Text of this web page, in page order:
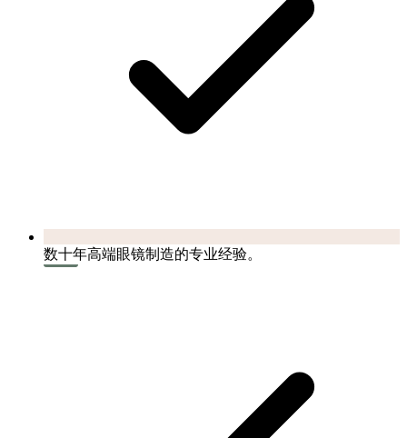
数十年高端眼镜制造的专业经验。